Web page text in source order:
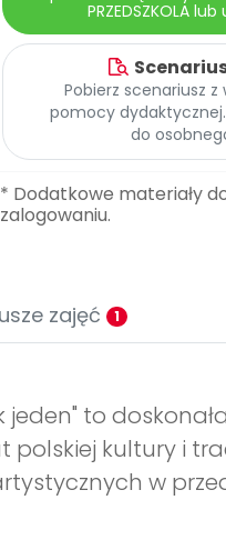
PRZEDSZKOLA
Pobierz scenariusz
pomocy
do
* Dodatkowe materiały
zalogowaniu.
zajęć 1
jeden" to
kultury i
w